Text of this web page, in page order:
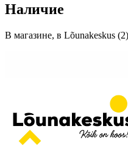
Наличие
В магазине, в Lõunakeskus (2)